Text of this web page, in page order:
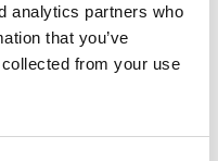
analytics partners who
that you’ve
from your use